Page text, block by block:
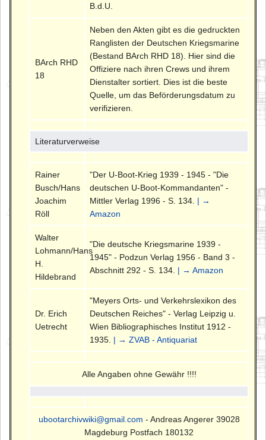
B.d.U.
BArch RHD
18
Neben den Akten gibt es die gedruckten
Ranglisten der Deutschen Kriegsmarine
(Bestand BArch RHD 18). Hier sind die
Offiziere nach ihren Crews und ihrem
Dienstalter sortiert. Dies ist die beste
Quelle, um das Beförderungsdatum zu
verifizieren.
Literaturverweise
Rainer
Busch/Hans
Joachim
Röll
"Der U-Boot-Krieg 1939 - 1945 - "Die
deutschen U-Boot-Kommandanten" -
Mittler Verlag 1996 - S. 134. | →
Amazon
Walter
Lohmann/Hans
H.
Hildebrand
"Die deutsche Kriegsmarine 1939 -
1945" - Podzun Verlag 1956 - Band 3 -
Abschnitt 292 - S. 134. | → Amazon
Dr. Erich
Uetrecht
"Meyers Orts- und Verkehrslexikon des
Deutschen Reiches" - Verlag Leipzig u.
Wien Bibliographisches Institut 1912 -
1935. | → ZVAB - Antiquariat
Alle Angaben ohne Gewähr !!!!
ubootarchivwiki@gmail.com - Andreas Angerer 39028
Magdeburg Postfach 180132